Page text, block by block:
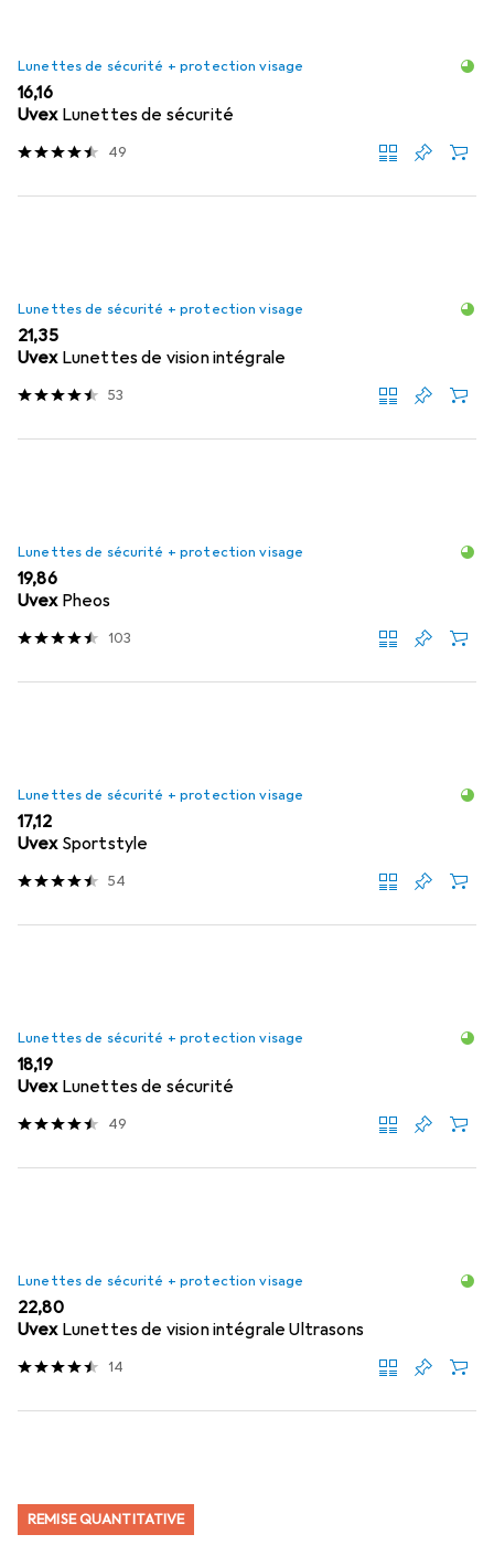
Lunettes de sécurité + protection visage
EUR
16,16
Uvex Lunettes de sécurité
49
Lunettes de sécurité + protection visage
EUR
21,35
Uvex Lunettes de vision intégrale
53
Lunettes de sécurité + protection visage
EUR
19,86
Uvex Pheos
103
Lunettes de sécurité + protection visage
EUR
17,12
Uvex Sportstyle
54
Lunettes de sécurité + protection visage
EUR
18,19
Uvex Lunettes de sécurité
49
Lunettes de sécurité + protection visage
EUR
22,80
Uvex Lunettes de vision intégrale Ultrasons
14
REMISE QUANTITATIVE